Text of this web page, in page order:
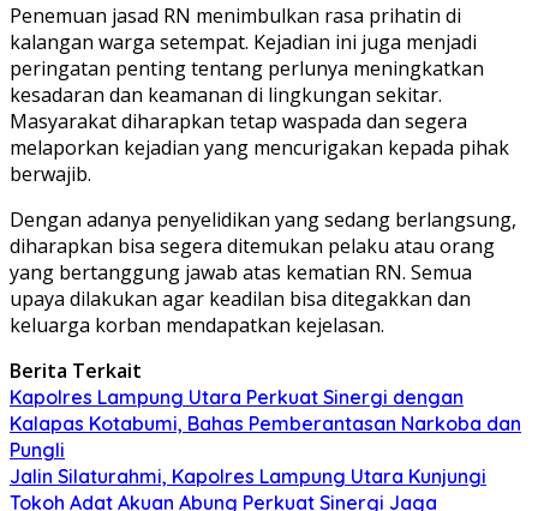
Penemuan jasad RN menimbulkan rasa prihatin di
kalangan warga setempat. Kejadian ini juga menjadi
peringatan penting tentang perlunya meningkatkan
kesadaran dan keamanan di lingkungan sekitar.
Masyarakat diharapkan tetap waspada dan segera
melaporkan kejadian yang mencurigakan kepada pihak
berwajib.
Dengan adanya penyelidikan yang sedang berlangsung,
diharapkan bisa segera ditemukan pelaku atau orang
yang bertanggung jawab atas kematian RN. Semua
upaya dilakukan agar keadilan bisa ditegakkan dan
keluarga korban mendapatkan kejelasan.
Berita Terkait
Kapolres Lampung Utara Perkuat Sinergi dengan
Kalapas Kotabumi, Bahas Pemberantasan Narkoba dan
Pungli
Jalin Silaturahmi, Kapolres Lampung Utara Kunjungi
Tokoh Adat Akuan Abung Perkuat Sinergi Jaga